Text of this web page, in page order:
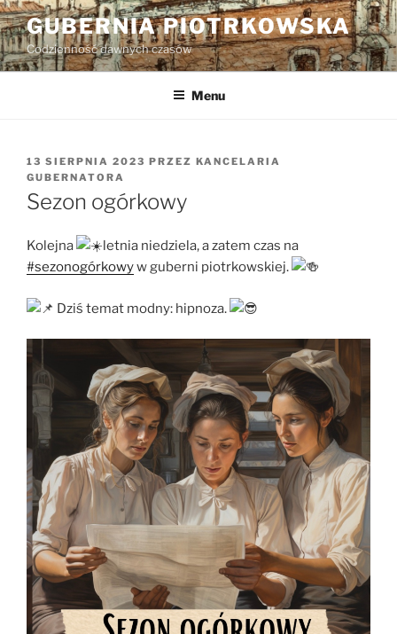
Przejdź
do
treści
GUBERNIA PIOTRKOWSKA
Codzienność dawnych czasów
Menu
OPUBLIKOWANE
W
13 SIERPNIA 2023 PRZEZ KANCELARIA
GUBERNATORA
Sezon ogórkowy
Kolejna
letnia niedziela, a zatem czas na
#sezonogórkowyw guberni piotrkowskiej.
Dziś temat modny: hipnoza.